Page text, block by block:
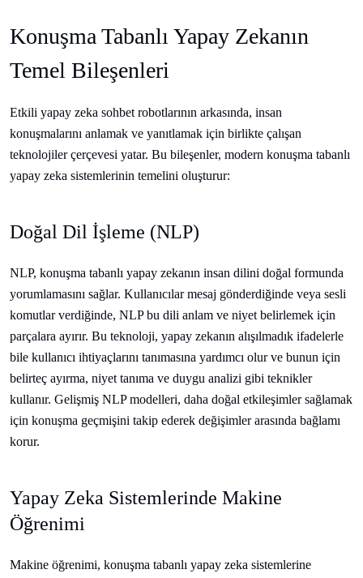
Konuşma Tabanlı Yapay Zekanın
Temel Bileşenleri
Etkili yapay zeka sohbet robotlarının arkasında, insan
konuşmalarını anlamak ve yanıtlamak için birlikte çalışan
teknolojiler çerçevesi yatar. Bu bileşenler, modern konuşma tabanlı
yapay zeka sistemlerinin temelini oluşturur:
Doğal Dil İşleme (NLP)
NLP, konuşma tabanlı yapay zekanın insan dilini doğal formunda
yorumlamasını sağlar. Kullanıcılar mesaj gönderdiğinde veya sesli
komutlar verdiğinde, NLP bu dili anlam ve niyet belirlemek için
parçalara ayırır. Bu teknoloji, yapay zekanın alışılmadık ifadelerle
bile kullanıcı ihtiyaçlarını tanımasına yardımcı olur ve bunun için
belirteç ayırma, niyet tanıma ve duygu analizi gibi teknikler
kullanır. Gelişmiş NLP modelleri, daha doğal etkileşimler sağlamak
için konuşma geçmişini takip ederek değişimler arasında bağlamı
korur.
Yapay Zeka Sistemlerinde Makine
Öğrenimi
Makine öğrenimi, konuşma tabanlı yapay zeka sistemlerine